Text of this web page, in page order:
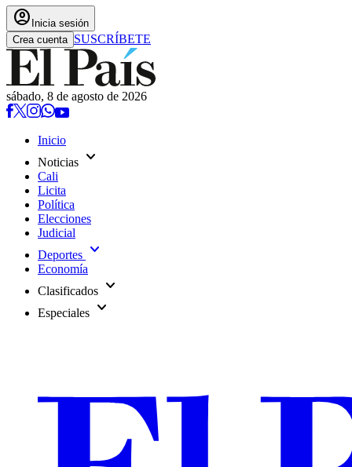
account_circle Inicia sesión
Crea cuenta SUSCRÍBETE
sábado, 8 de agosto de 2026
Inicio
Noticias expand_more
Cali
Licita
Política
Elecciones
Judicial
Deportes expand_more
Economía
Clasificados expand_more
Especiales expand_more